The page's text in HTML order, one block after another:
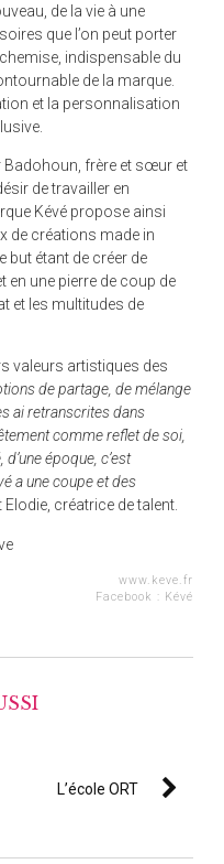
de la vie à une
que l’on peut porter
indispensable du
de la marque.
et la personnalisation
Badohoun, frère et sœur et
de travailler en
Kévé propose ainsi
de créations made in
but étant de créer de
en une pierre de coup de
et les multitudes de
valeurs artistiques des
de partage, de mélange
ai retranscrites dans
comme reflet de soi,
époque, c’est
a une coupe et des
Elodie, créatrice de talent.
www.keve.fr
Facebook : Kévé
L’école ORT